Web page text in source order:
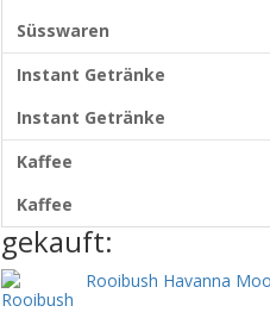
Süsswaren
Instant Getränke
Instant Getränke
Kaffee
Kaffee
Tee Zubehör
Süsswaren
Instant Getränke
Oft zusammen
gekauft:
Rooibush Havanna